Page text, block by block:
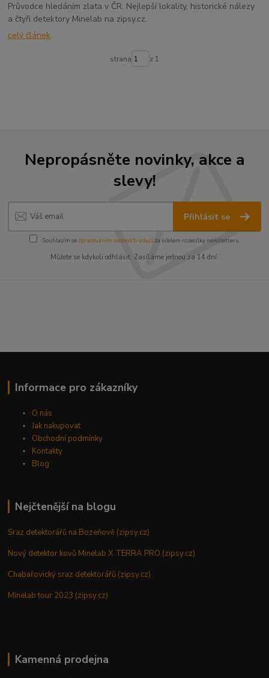
Průvodce hledáním zlata v ČR. Nejlepší lokality, historické nálezy
a čtyři detektory Minelab na zipsy.cz.
celý článek
strana z 1
Nepropásněte novinky, akce a
slevy!
Přihlásit se
Souhlasím se zpracováním osobních údajůza účelem rozesílky newsletteru.
Můžete se kdykoli odhlásit. Zasíláme jednou za 14 dní.
Informace pro zákazníky
O nás
Jak nakupovat
Obchodní podmínky
Kontakty
Blog
Nejčtenější na blogu
Sraz detektorářů na Bozeňově (zipsy.cz)
Nový detektor kovů Minelab X TERRA PRO (zipsy.cz)
Chabařovický sraz detektorářů (zipsy.cz)
Minelab tour 2023 (zipsy.cz)
Kamenná prodejna